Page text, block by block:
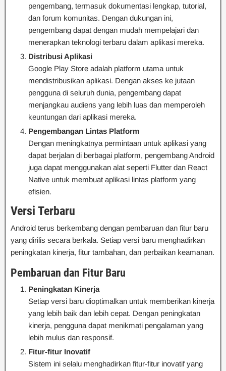
pengembang, termasuk dokumentasi lengkap, tutorial,
dan forum komunitas. Dengan dukungan ini,
pengembang dapat dengan mudah mempelajari dan
menerapkan teknologi terbaru dalam aplikasi mereka.
Distribusi Aplikasi
Google Play Store adalah platform utama untuk
mendistribusikan aplikasi. Dengan akses ke jutaan
pengguna di seluruh dunia, pengembang dapat
menjangkau audiens yang lebih luas dan memperoleh
keuntungan dari aplikasi mereka.
Pengembangan Lintas Platform
Dengan meningkatnya permintaan untuk aplikasi yang
dapat berjalan di berbagai platform, pengembang Android
juga dapat menggunakan alat seperti Flutter dan React
Native untuk membuat aplikasi lintas platform yang
efisien.
Versi Terbaru
Android terus berkembang dengan pembaruan dan fitur baru
yang dirilis secara berkala. Setiap versi baru menghadirkan
peningkatan kinerja, fitur tambahan, dan perbaikan keamanan.
Pembaruan dan Fitur Baru
Peningkatan Kinerja
Setiap versi baru dioptimalkan untuk memberikan kinerja
yang lebih baik dan lebih cepat. Dengan peningkatan
kinerja, pengguna dapat menikmati pengalaman yang
lebih mulus dan responsif.
Fitur-fitur Inovatif
Sistem ini selalu menghadirkan fitur-fitur inovatif yang